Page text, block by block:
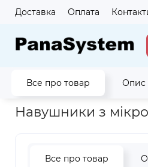
Доставка Оплата
Все про товар Опис
Головна Аудіо Навушники
Навушники з
Все про товар